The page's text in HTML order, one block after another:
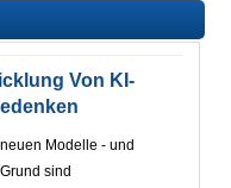
Von KI-
Modelle - und
sind